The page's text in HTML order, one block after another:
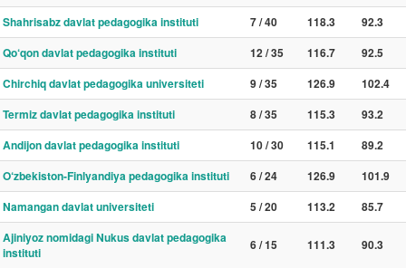
Shahrisabz davlat pedagogika instituti
7 / 40 118.3
92.3
Qo‘qon davlat pedagogika instituti
12 / 35 116.7
92.5
Chirchiq davlat pedagogika universiteti
9 / 35 126.9
102.4
Termiz davlat pedagogika instituti
8 / 35 115.3
93.2
Andijon davlat pedagogika instituti
10 / 30 115.1
89.2
O‘zbekiston-Finlyandiya pedagogika instituti
6 / 24 126.9
101.9
Namangan davlat universiteti
5 / 20 113.2
85.7
Ajiniyoz nomidagi Nukus davlat pedagogika
instituti
6 / 15 111.3 90.3